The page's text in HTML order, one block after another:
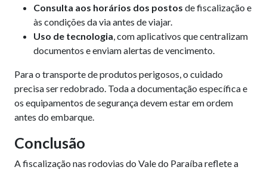
Consulta aos horários dos postos de fiscalização e
às condições da via antes de viajar.
Uso de tecnologia, com aplicativos que centralizam
documentos e enviam alertas de vencimento.
Para o transporte de produtos perigosos, o cuidado
precisa ser redobrado. Toda a documentação específica e
os equipamentos de segurança devem estar em ordem
antes do embarque.
Conclusão
A fiscalização nas rodovias do Vale do Paraíba reflete a